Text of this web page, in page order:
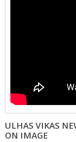
ULHAS VIKAS
ON IMAGE